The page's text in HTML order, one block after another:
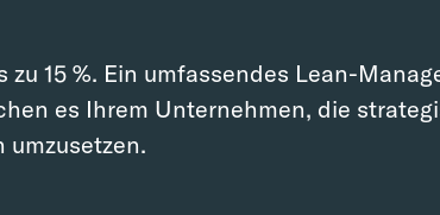
15 %. Ein umfassendes Lean-
es Ihrem Unternehmen, die
umzusetzen.